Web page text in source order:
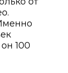
100